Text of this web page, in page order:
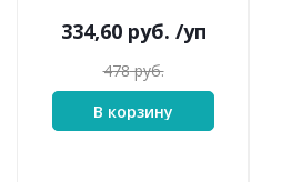
334,60руб. /уп
478руб.
В корзину